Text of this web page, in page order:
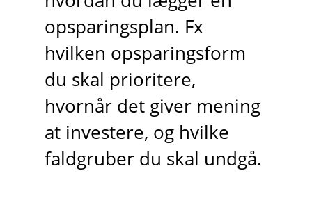
opsparingsplan. Fx
hvilken opsparingsform
du skal prioritere,
hvornår det giver mening
at investere, og hvilke
faldgruber du skal undgå.